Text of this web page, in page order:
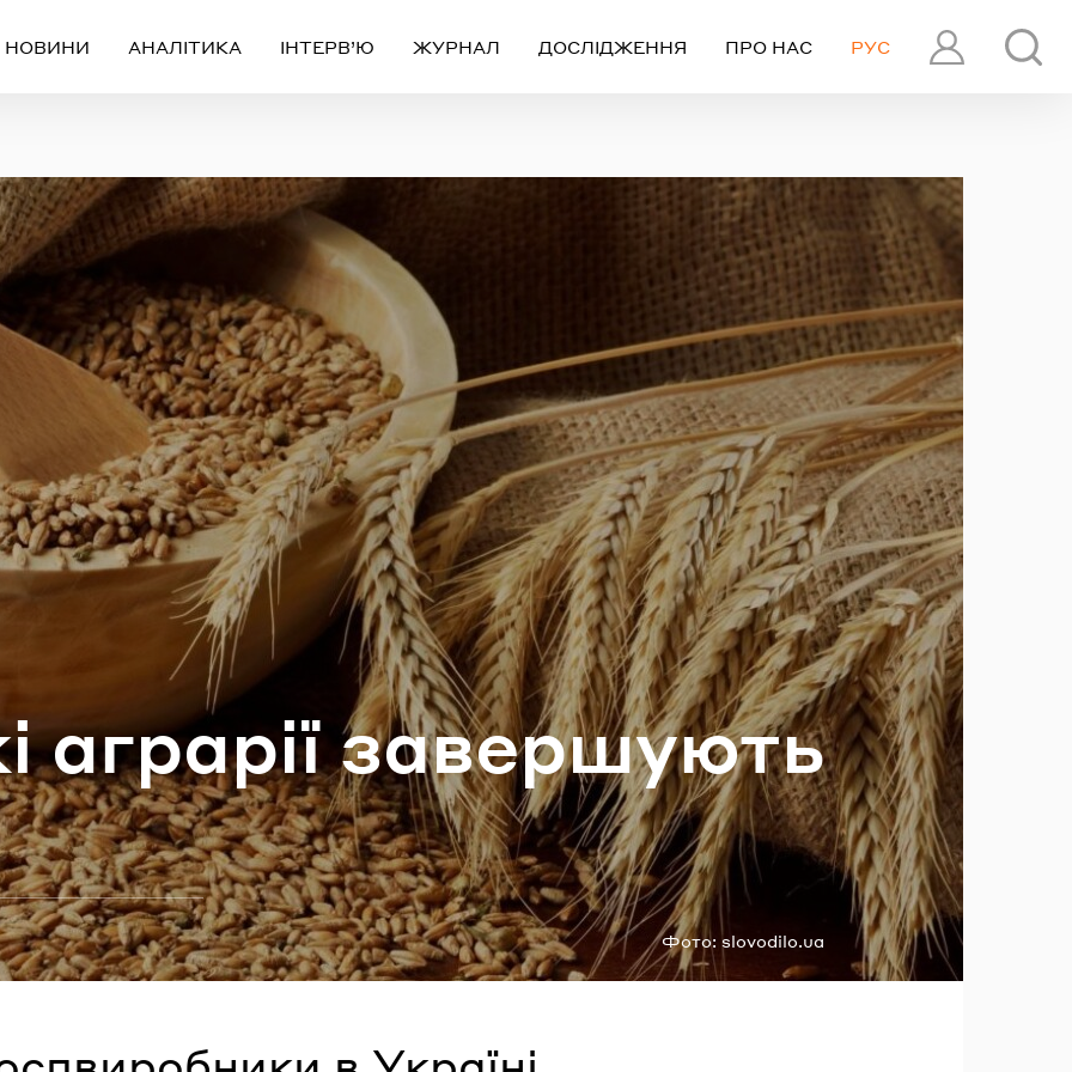
ПРОФІЛЬ
РУС
НОВИНИ АНАЛІТИКА ІНТЕРВ’Ю ЖУРНАЛ ДОСЛІДЖЕННЯ ПРО НАС
агра­рії за­вер­шу­ють
Фото: slovodilo.ua
Вхід Реєстрація
ЧЕРЕЗ СОЦІАЛЬНІ МЕРЕЖІ
FACEBOOK GOOGLE
АБО
Забули пароль?
УВІЙТИ